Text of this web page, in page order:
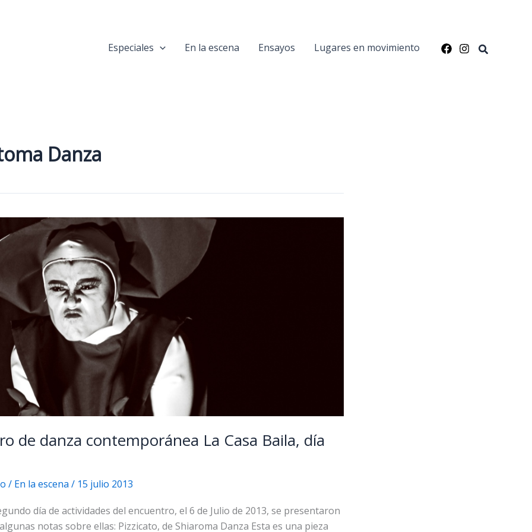
Especiales En la escena Ensayos Lugares en movimiento Buscar
Danza
de danza contemporánea La Casa Baila, día
/ En la escena / 15 julio 2013
día de actividades del encuentro, el 6 de Julio de 2013, se presentaron
notas sobre ellas: Pizzicato, de Shiaroma Danza Esta es una pieza